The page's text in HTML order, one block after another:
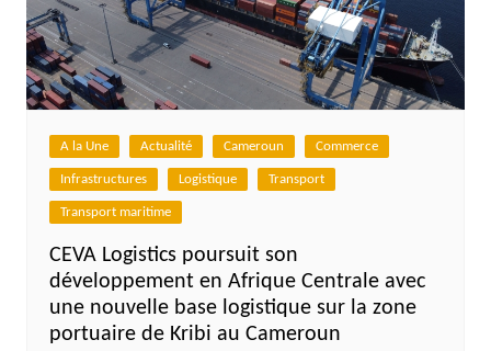
A la Une Actualité Cameroun Commerce
Infrastructures Logistique Transport
Transport maritime
CEVA Logistics poursuit son
développement en Afrique Centrale avec
une nouvelle base logistique sur la zone
portuaire de Kribi au Cameroun